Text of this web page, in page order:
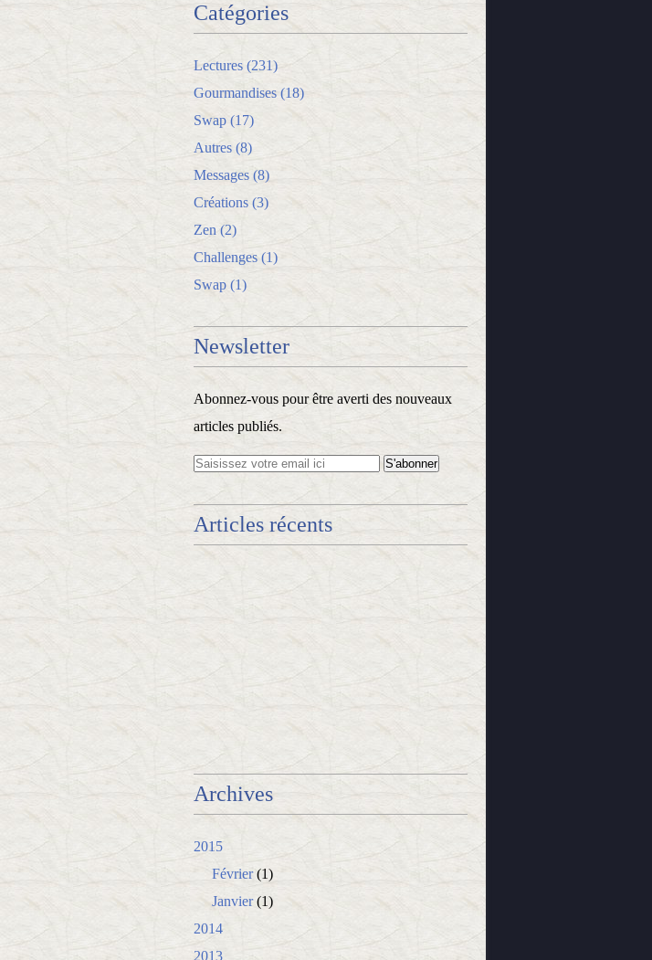
Catégories
Lectures (231)
Gourmandises (18)
Swap (17)
Autres (8)
Messages (8)
Créations (3)
Zen (2)
Challenges (1)
Swap (1)
Newsletter
Abonnez-vous pour être averti des nouveaux
articles publiés.
Articles récents
Archives
2015
Février(1)
Janvier(1)
2014
2013